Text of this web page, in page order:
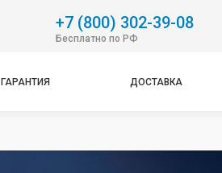
+7 (800) 302-39-08
Бесплатно по РФ
ГАРАНТИЯ ДОСТАВКА